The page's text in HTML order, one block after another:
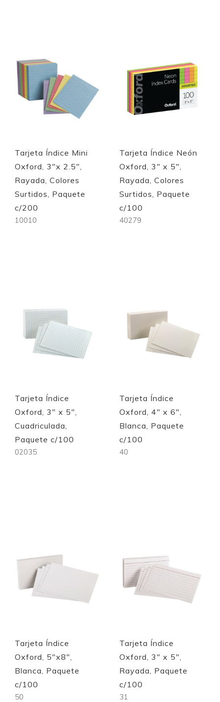
Quickview
Tarjeta Índice Mini
Oxford, 3"x 2.5",
Rayada, Colores
Surtidos, Paquete
c/200
10010
Quickview
Tarjeta Índice Neón
Oxford, 3" x 5",
Rayada, Colores
Surtidos, Paquete
c/100
40279
Quickview
Tarjeta Índice
Oxford, 3" x 5",
Cuadriculada,
Paquete c/100
02035
Quickview
Tarjeta Índice
Oxford, 4" x 6",
Blanca, Paquete
c/100
40
Quickview
Tarjeta Índice
Oxford, 5"x8",
Blanca, Paquete
c/100
50
Tarjeta Índice
Oxford, 3" x 5",
Rayada, Paquete
c/100
31